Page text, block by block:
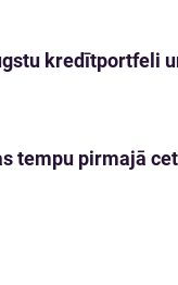
kredītportfeli
tempu pirmajā